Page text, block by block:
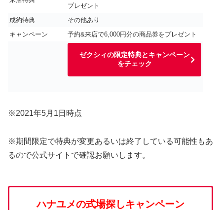
プレゼント
成約特典
その他あり
キャンペーン
予約&来店で6,000円分の商品券をプレゼント
ゼクシィの限定特典とキャンペーン
をチェック
※2021年5月1日時点
※期間限定で特典が変更あるいは終了している可能性もあ
るので公式サイトで確認お願いします。
ハナユメの式場探しキャンペーン